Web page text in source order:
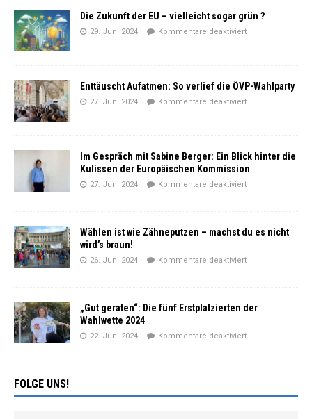
Die Zukunft der EU – vielleicht sogar grün ?
29. Juni 2024 Kommentare deaktiviert
Enttäuscht Aufatmen: So verlief die ÖVP-Wahlparty
27. Juni 2024 Kommentare deaktiviert
Im Gespräch mit Sabine Berger: Ein Blick hinter die
Kulissen der Europäischen Kommission
27. Juni 2024 Kommentare deaktiviert
Wählen ist wie Zähneputzen – machst du es nicht
wird’s braun!
26. Juni 2024 Kommentare deaktiviert
„Gut geraten“: Die fünf Erstplatzierten der
Wahlwette 2024
22. Juni 2024 Kommentare deaktiviert
FOLGE UNS!